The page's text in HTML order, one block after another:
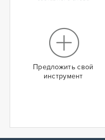
Предложить свой
инструмент